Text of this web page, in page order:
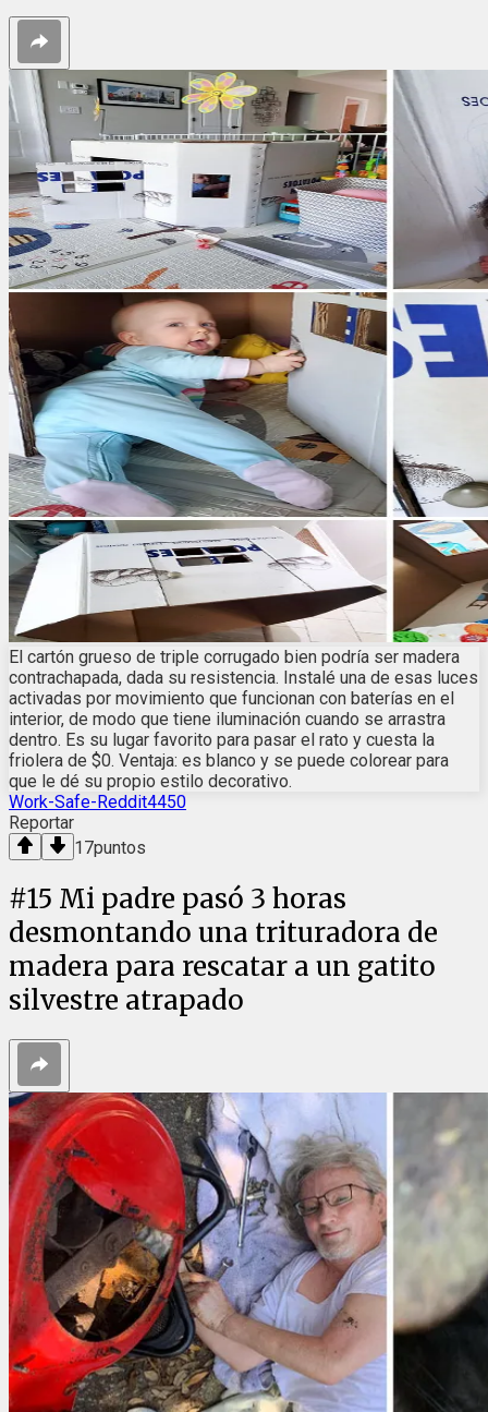
El cartón grueso de triple corrugado bien podría ser madera
contrachapada, dada su resistencia. Instalé una de esas luces
activadas por movimiento que funcionan con baterías en el
interior, de modo que tiene iluminación cuando se arrastra
dentro. Es su lugar favorito para pasar el rato y cuesta la
friolera de $0. Ventaja: es blanco y se puede colorear para
que le dé su propio estilo decorativo.
Work-Safe-Reddit4450
Reportar
17puntos
#15 Mi padre pasó 3 horas
desmontando una trituradora de
madera para rescatar a un gatito
silvestre atrapado